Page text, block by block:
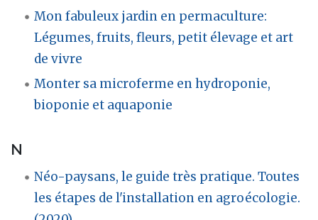
Mon fabuleux jardin en permaculture:
Légumes, fruits, fleurs, petit élevage et art
de vivre
Monter sa microferme en hydroponie,
bioponie et aquaponie
N
Néo-paysans, le guide très pratique. Toutes
les étapes de l'installation en agroécologie.